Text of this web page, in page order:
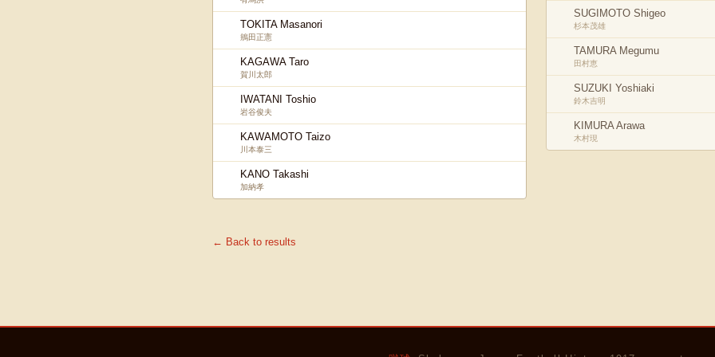
TOKITA Masanori
鴘田正憲
KAGAWA Taro
賀川太郎
IWATANI Toshio
岩谷俊夫
KAWAMOTO Taizo
川本泰三
KANO Takashi
加納孝
SUGIMOTO Shigeo
杉本茂雄
TAMURA Megumu
田村恵
SUZUKI Yoshiaki
鈴木吉明
KIMURA Arawa
木村現
← Back to results